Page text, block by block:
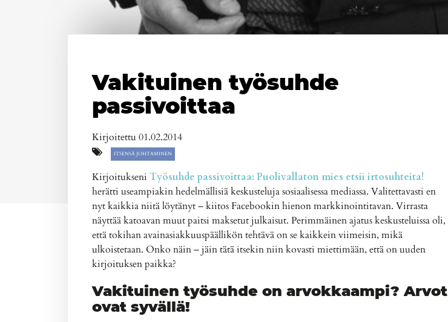
Vakituinen työsuhde
passivoittaa
Kirjoitettu 01.02.2014
ITSENSÄ JOHTAMINEN
Kirjoitukseni Työsuhde passivoittaa: Puolivallaton mies etsii irtosuhteita!
herätti useampiakin hedelmällisiä keskusteluja sosiaalisessa mediassa. Valitettavasti en
nyt kaikkia niitä löytänyt – kiitos Facebookin hienon markkinointitavan. Virrasta
näyttää katoavan muut paitsi maksetut julkaisut. Perimmäinen ajatus keskusteluissa oli,
että tokihan avainasiakkuuspäällikön tehtävä on se kaikkein viimeisin, mikä
ulkoistetaan. Onko näin – jäin tätä itsekin niin kovasti miettimään, että on uuden
kirjoituksen paikka?
Vakituinen työsuhde on arvokkaampi? Arvot
ovat syvällä!